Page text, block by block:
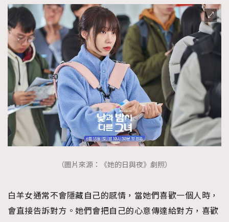
（圖片來源：《她的日與夜》劇照）
白羊女通常不會隱藏自己的感情，當她們喜歡一個人時，
會直接告訴對方。她們會把自己的心意傳達給對方，喜歡